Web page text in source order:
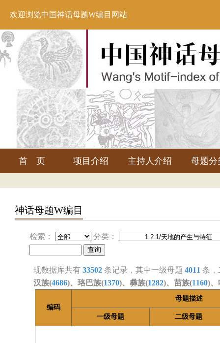
欢迎浏览中国神话母题W编目网站
首 页 项目介绍 主持人介绍 母题分
神话母题W编目
检索： 分类：
现数据库共有 33502 条记录，其中一级母题 4011 条
汉族(4686)、珞巴族(1370)、彝族(1282)、苗族(1160)、
编码
母题描述
一级母题 二级母题